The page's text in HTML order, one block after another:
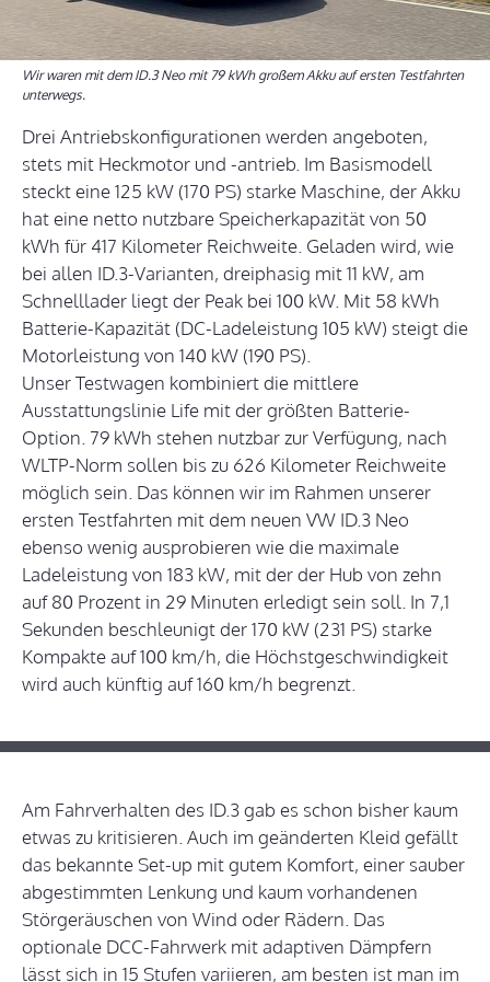
Wir waren mit dem ID.3 Neo mit 79 kWh großem Akku auf ersten Testfahrten
unterwegs.
Drei Antriebskonfigurationen werden angeboten,
stets mit Heckmotor und -antrieb. Im Basismodell
steckt eine 125 kW (170 PS) starke Maschine, der Akku
hat eine netto nutzbare Speicherkapazität von 50
kWh für 417 Kilometer Reichweite. Geladen wird, wie
bei allen ID.3-Varianten, dreiphasig mit 11 kW, am
Schnelllader liegt der Peak bei 100 kW. Mit 58 kWh
Batterie-Kapazität (DC-Ladeleistung 105 kW) steigt die
Motorleistung von 140 kW (190 PS).
Unser Testwagen kombiniert die mittlere
Ausstattungslinie Life mit der größten Batterie-
Option. 79 kWh stehen nutzbar zur Verfügung, nach
WLTP-Norm sollen bis zu 626 Kilometer Reichweite
möglich sein. Das können wir im Rahmen unserer
ersten Testfahrten mit dem neuen VW ID.3 Neo
ebenso wenig ausprobieren wie die maximale
Ladeleistung von 183 kW, mit der der Hub von zehn
auf 80 Prozent in 29 Minuten erledigt sein soll. In 7,1
Sekunden beschleunigt der 170 kW (231 PS) starke
Kompakte auf 100 km/h, die Höchstgeschwindigkeit
wird auch künftig auf 160 km/h begrenzt.
Am Fahrverhalten des ID.3 gab es schon bisher kaum
etwas zu kritisieren. Auch im geänderten Kleid gefällt
das bekannte Set-up mit gutem Komfort, einer sauber
abgestimmten Lenkung und kaum vorhandenen
Störgeräuschen von Wind oder Rädern. Das
optionale DCC-Fahrwerk mit adaptiven Dämpfern
lässt sich in 15 Stufen variieren, am besten ist man im